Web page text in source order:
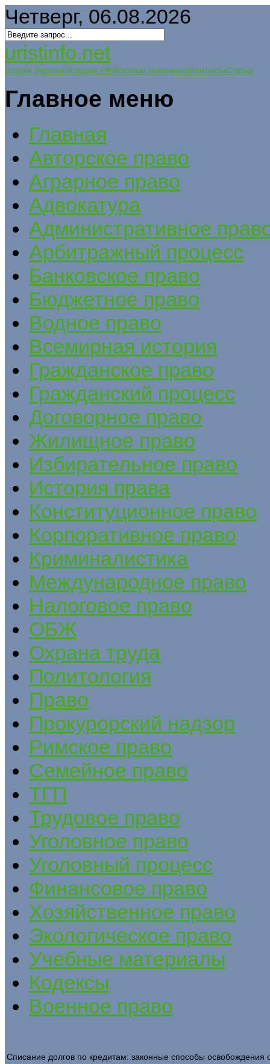
Четверг, 06.08.2026
uristinfo.net
Історія УкраїниИстория РФИсковые заявленияКонтактыСтатьи
Главное меню
Главная
Авторское право
Аграрное право
Адвокатура
Административное
Арбитражный процесс
Банковское право
Бюджетное право
Водное право
Всемирная история
Гражданское право
Гражданский процесс
Договорное право
Жилищное право
Избирательное право
История права
Конституционное право
Корпоративное право
Криминалистика
Международное право
Налоговое право
ОБЖ
Охрана труда
Политология
Право
Прокурорский надзор
Римское право
Семейное право
ТГП
Трудовое право
Уголовное право
Уголовный процесс
Финансовое право
Хозяйственное право
Экологическое право
Учебные материалы
Кодексы
Военное право
Списание долгов по кредитам: законные способы освобождения